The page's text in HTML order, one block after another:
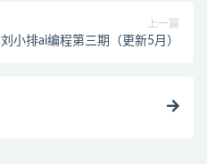
上一篇
刘小排ai编程第三期（更新5月）